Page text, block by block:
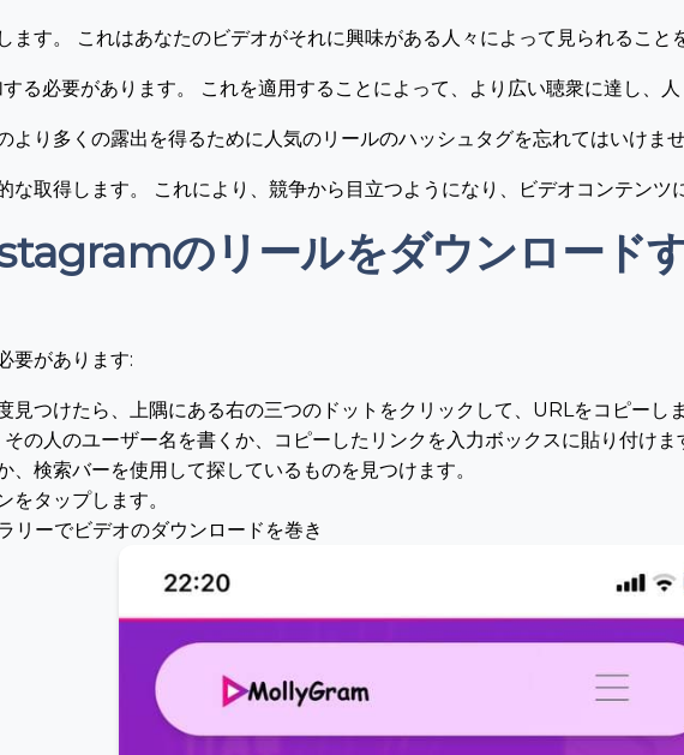
ます。 これはあなたのビデオがそれに興味がある人々によって見られること
る必要があります。 これを適用することによって、より広い聴衆に達し、
より多くの露出を得るために人気のリールのハッシュタグを忘れてはいけま
な取得します。 これにより、競争から目立つようになり、ビデオコンテンツ
のリールをダウンロード
要があります:
見つけたら、上隅にある右の三つのドットをクリックして、URLをコピーし
の人のユーザー名を書くか、コピーしたリンクを入力ボックスに貼り付けま
、検索バーを使用して探しているものを見つけます。
をタップします。
ーでビデオのダウンロードを巻き